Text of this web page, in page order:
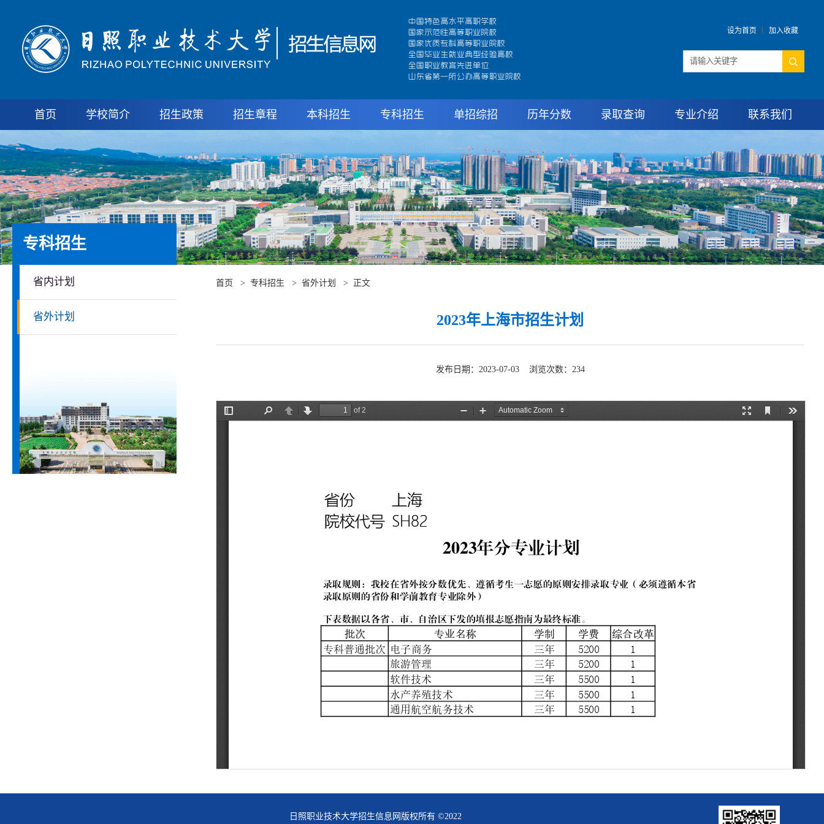
设为首页 加入收藏
首页 学校简介 招生政策 招生章程 本科招生 专科招生 单招综招 历年分数 录取查询 专业介绍 联系我们
专科招生
省内计划
省外计划
首页 > 专科招生 > 省外计划 > 正文
2023年上海市招生计划
发布日期：2023-07-03 浏览次数： 234
日照职业技术大学招生信息网版权所有 ©2022